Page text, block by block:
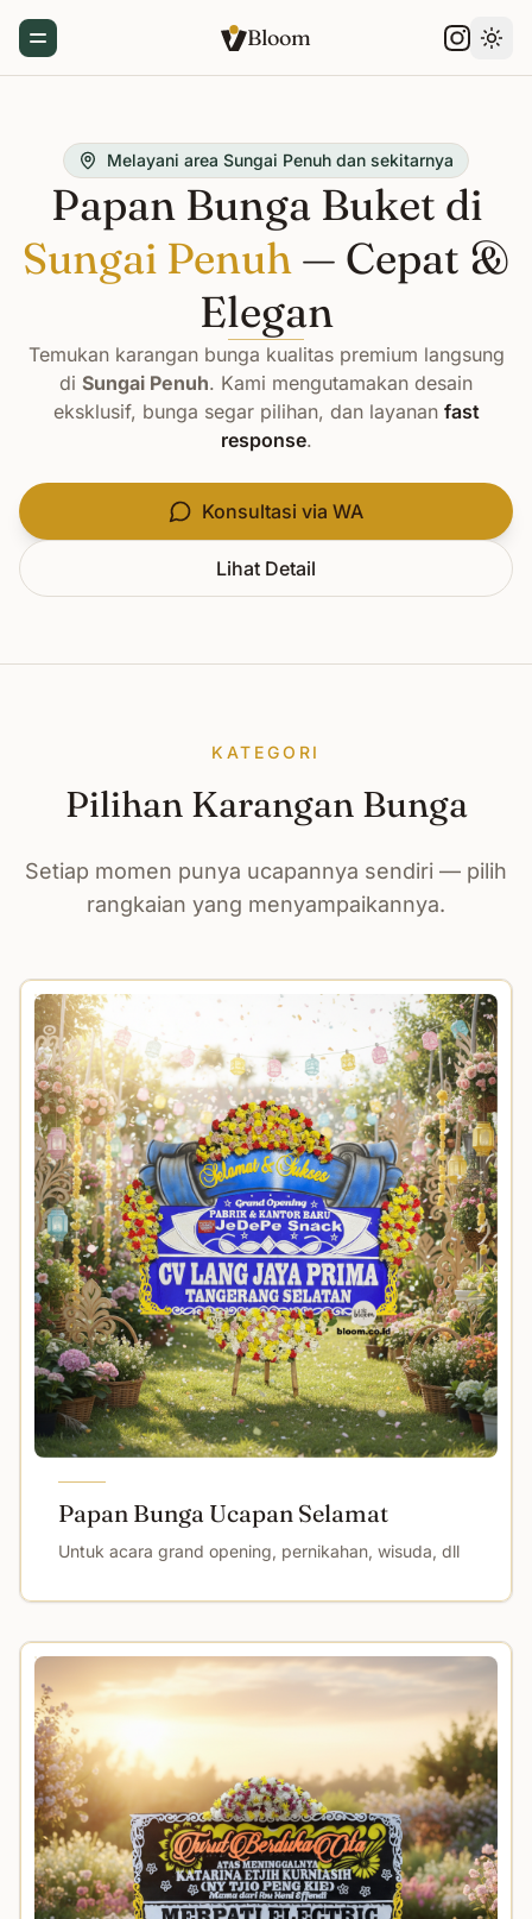
Toggle Menu Bloom
Melayani area Sungai Penuh dan sekitarnya
Papan Bunga Buket di
Sungai Penuh — Cepat &
Elegan
Temukan karangan bunga kualitas premium langsung
di Sungai Penuh. Kami mengutamakan desain
eksklusif, bunga segar pilihan, dan layanan fast
response.
Konsultasi via WA
Lihat Detail
KATEGORI
Pilihan Karangan Bunga
Setiap momen punya ucapannya sendiri — pilih
rangkaian yang menyampaikannya.
Papan Bunga Ucapan Selamat
Untuk acara grand opening, pernikahan, wisuda, dll